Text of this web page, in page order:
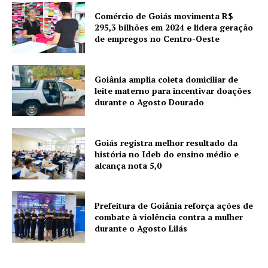
Comércio de Goiás movimenta R$
295,3 bilhões em 2024 e lidera geração
de empregos no Centro-Oeste
Goiânia amplia coleta domiciliar de
leite materno para incentivar doações
durante o Agosto Dourado
Goiás registra melhor resultado da
história no Ideb do ensino médio e
alcança nota 5,0
Prefeitura de Goiânia reforça ações de
combate à violência contra a mulher
durante o Agosto Lilás